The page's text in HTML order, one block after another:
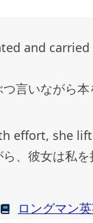
and
つ言いながら
effort, she
ら、彼女は私
ロングマン